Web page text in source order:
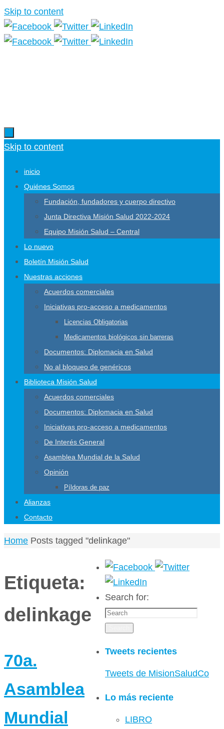
Skip to content
Skip to content
inicio
Quiénes Somos
Fundación, fundadores y cuerpo directivo
Junta Directiva Misión Salud 2022-2024
Equipo Misión Salud – Central
Lo nuevo
Boletín Misión Salud
Nuestras acciones
Acuerdos comerciales
Iniciativas pro-acceso a medicamentos
Licencias Obligatorias
Medicamentos biológicos sin barreras
Documentos: Diplomacia en Salud
No al bloqueo de genéricos
Biblioteca Misión Salud
Acuerdos comerciales
Documentos: Diplomacia en Salud
Iniciativas pro-acceso a medicamentos
De Interés General
Asamblea Mundial de la Salud
Opinión
Píldoras de paz
Alianzas
Contacto
Home Posts tagged "delinkage"
Etiqueta:
delinkage
70a.
Asamblea
Mundial
Search for:
Tweets recientes
Tweets de MisionSaludCo
Lo más reciente
LIBRO
Más información.